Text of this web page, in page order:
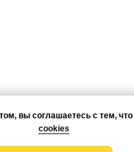
вы соглашаетесь с тем, что
cookies